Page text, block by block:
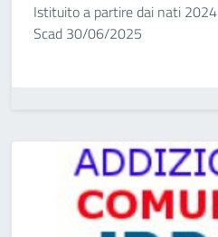
Istituito a partire dai nati 2024
Scad 30/06/2025